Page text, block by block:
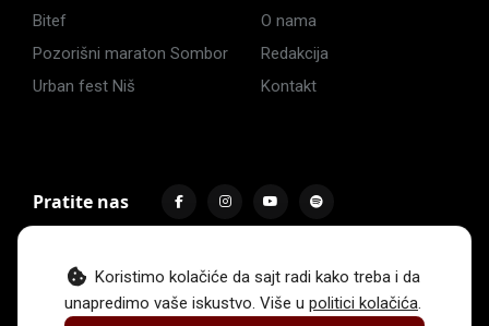
Koristimo kolačiće da sajt radi kako treba i da
unapredimo vaše iskustvo. Više u politici kolačića.
Bitef
Pozorišni maraton Sombor
Urban fest Niš
O nama
Redakcija
Kontakt
Pratite nas
Impressum Politika privatnosti Uslovi korišćenja